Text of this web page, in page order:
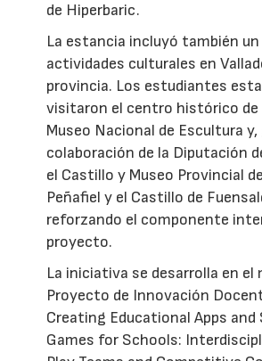
de Hiperbaric.
La estancia incluyó también
actividades culturales en
provincia. Los estudiantes
visitaron el centro histórico de
Museo Nacional de Escultura y,
colaboración de la Diputación
el Castillo y Museo Provincial
Peñafiel y el Castillo de
reforzando el componente
proyecto.
La iniciativa se desarrolla en el
Proyecto de Innovación
Creating Educational Apps and
Games for Schools: